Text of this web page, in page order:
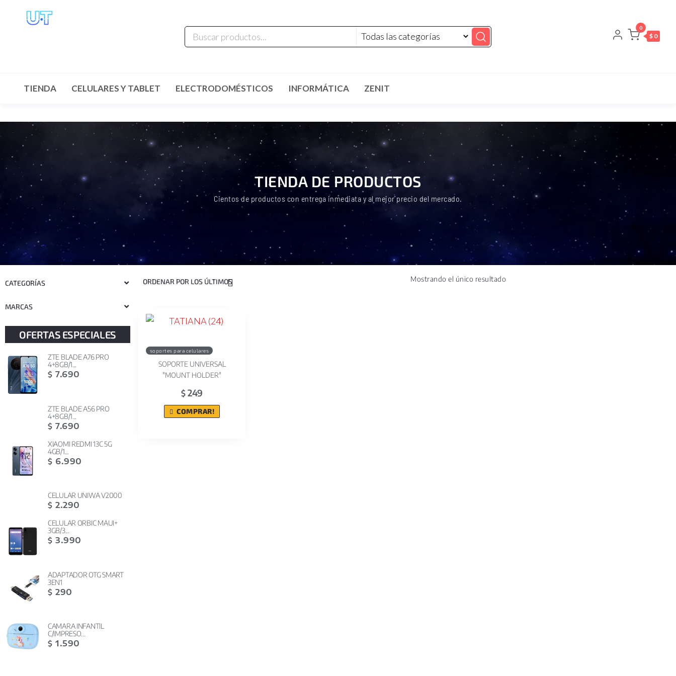
0
$ 0
TIENDA CELULARES Y TABLET ELECTRODOMÉSTICOS INFORMÁTICA ZENIT
TIENDA DE PRODUCTOS
Cientos de productos con entrega inmediata y al mejor precio del mercado.
CATEGORÍAS
MARCAS
OFERTAS ESPECIALES
ZTE BLADE A76 PRO
4+8GB/1...
$ 7.690
ZTE BLADE A56 PRO
4+8GB/1...
$ 7.690
XIAOMI REDMI 13C 5G
4GB/1...
$ 6.990
CELULAR UNIWA V2000
$ 2.290
CELULAR ORBIC MAUI+
3GB/3...
$ 3.990
ADAPTADOR OTG SMART
3EN1
$ 290
CAMARA INFANTIL
C/IMPRESO...
$ 1.590
Mostrando el único resultado
soportes para celulares
SOPORTE UNIVERSAL
"MOUNT HOLDER"
$ 249
COMPRAR!